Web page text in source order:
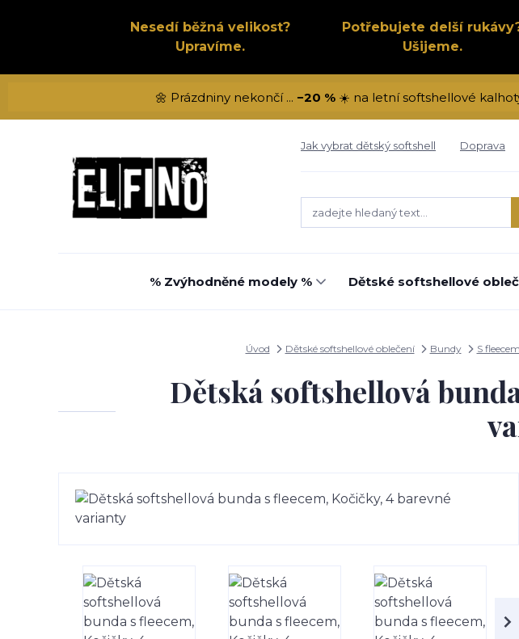
Nesedí běžná velikost?
Upravíme.
Potřebujete delší
Ušijeme.
🌼 Prázdniny nekončí ... −20 %☀️ na letní softshellové
Jak vybrat dětský softshell Doprava
% Zvýhodněné modely % Dětské softshellové
Úvod Dětské softshellové oblečení Bundy S fleecem
Dětská softshellová